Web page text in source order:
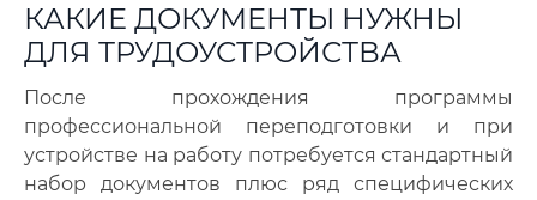
КАКИЕ ДОКУМЕНТЫ НУЖНЫ
ДЛЯ ТРУДОУСТРОЙСТВА
После прохождения программы
профессиональной переподготовки и при
устройстве на работу потребуется стандартный
набор документов плюс ряд специфических